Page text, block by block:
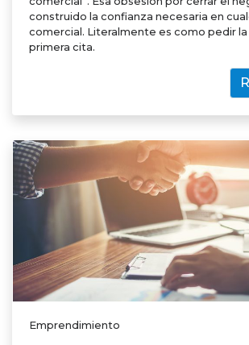
construido la confianza necesaria en
comercial. Literalmente es como pedir la
primera cita.
Emprendimiento